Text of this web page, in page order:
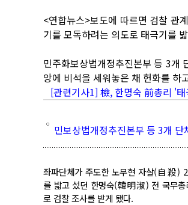
<연합뉴스>보도에 따르면 검찰 관
기를 모독하려는 의도로 태극기를
민주화보상법개정추진본부 등 3개
앙에 비석을 세워놓은 채 헌화를 하
[관련기사1] 檢, 한명숙 前총리 '
민보상법개정추진본부 등 3개
좌파단체가 주도한 노무현 자살(自殺)
를 밟고 섰던 한명숙(韓明淑) 전 국무총
로 검찰 조사를 받게 됐다.